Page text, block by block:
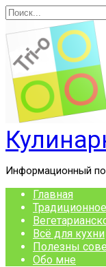
Перейти
к
содержанию
Search
for:
Информационный
Главная
Всё для кухни
Полезны
Обо мне